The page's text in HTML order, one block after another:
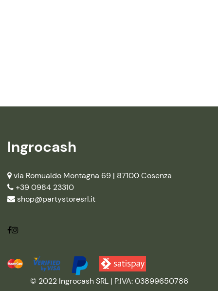
Ingrocash
via Romualdo Montagna 69 | 87100 Cosenza
+39 0984 23310
shop@partystoresrl.it
© 2022 Ingrocash SRL | P.IVA: 03899650786